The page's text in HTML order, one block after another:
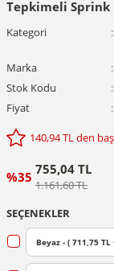
Tepkimeli Sprink
Kategori
Marka
Stok Kodu
Fiyat
140,94 TL den
%35 755,04 TL
1.161,60 TL
SEÇENEKLER
Beyaz - ( 711,75 TL